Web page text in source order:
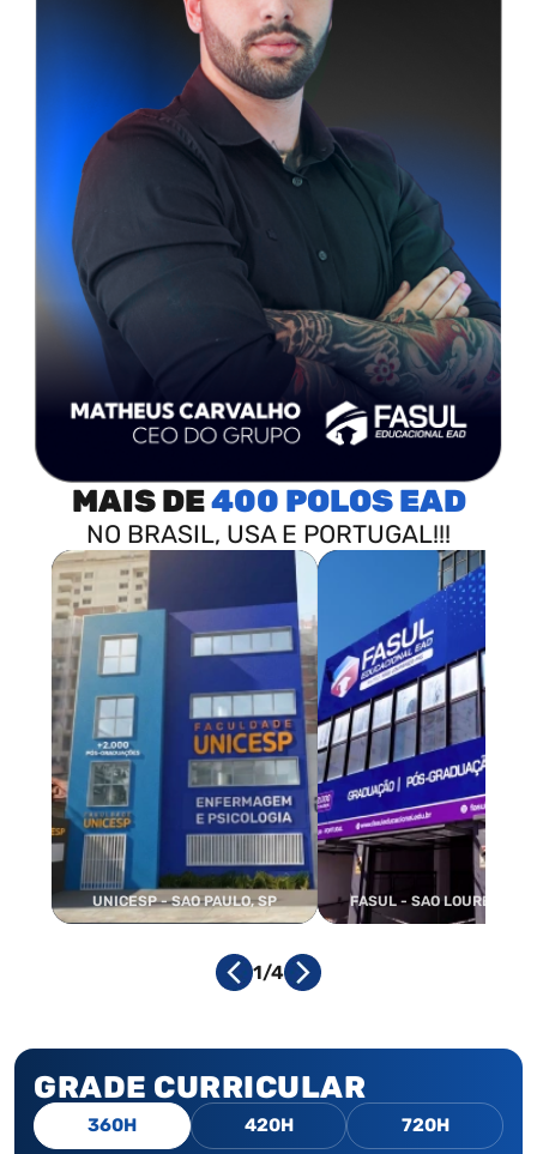
UNICESP - SAO PAULO, SP FASUL - SAO LOURENCO,
MAIS DE400 POLOS
NO BRASIL, USA E PORTUGAL!!!
1/4
GRADE CURRICULAR
360H 420H 720H